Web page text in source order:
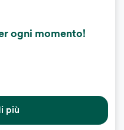
ogni momento!
più